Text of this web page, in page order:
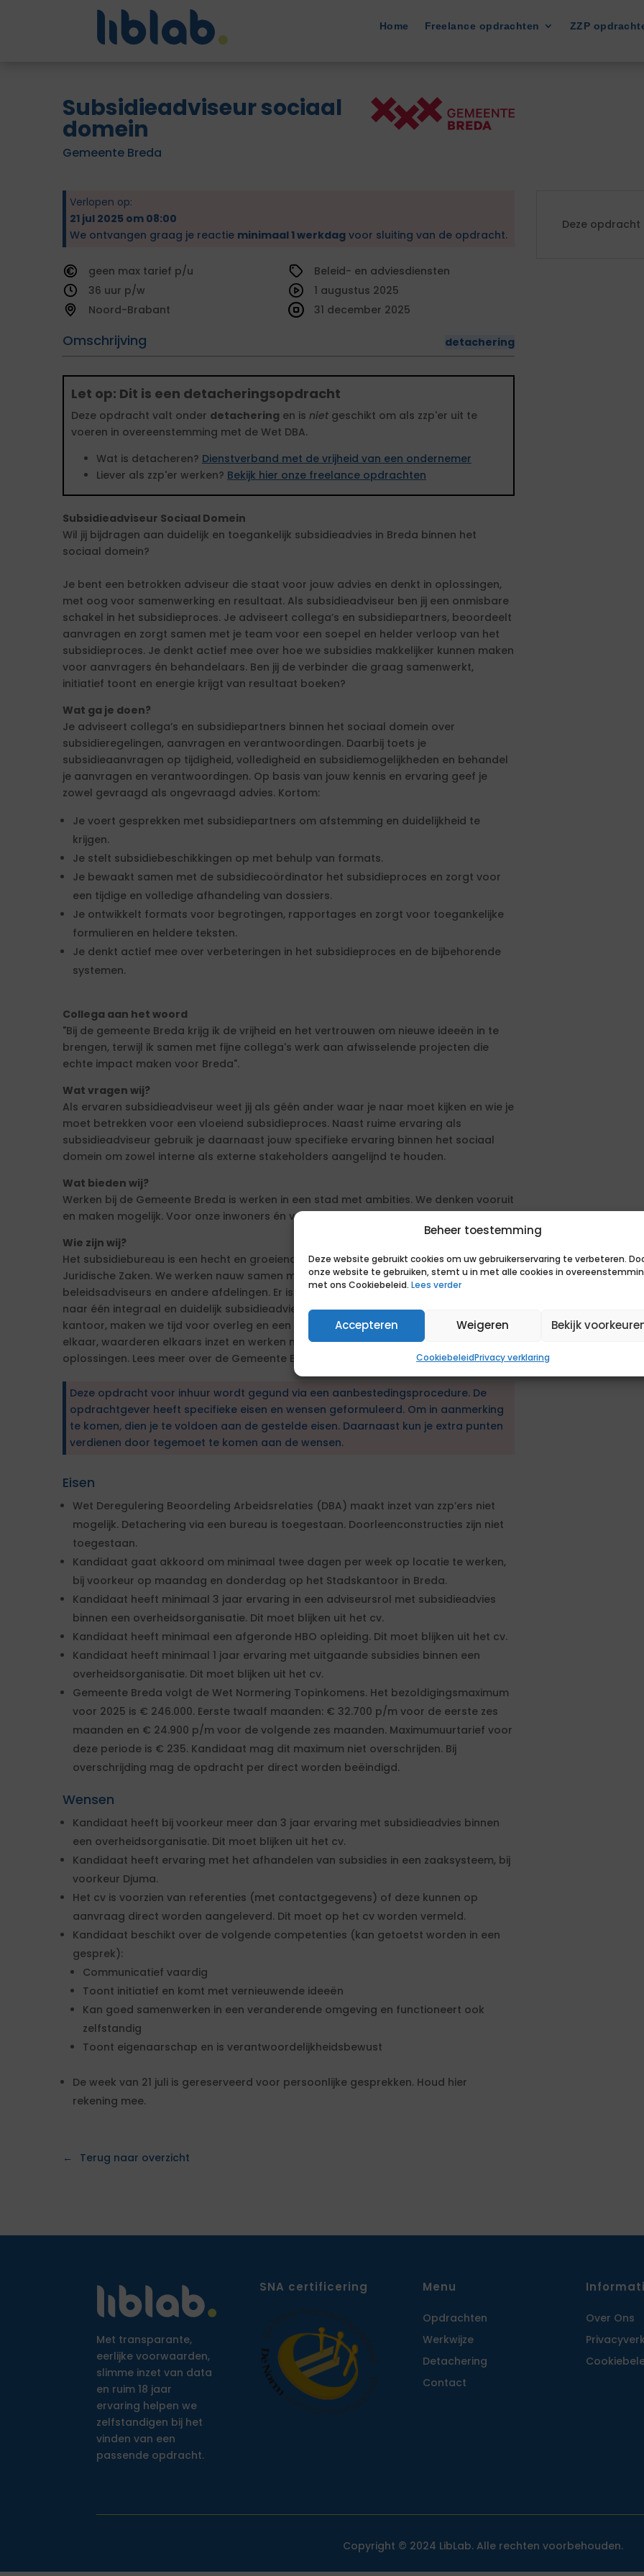
Beheer toestemming
Deze website gebruikt cookies om uw gebruikerservaring te verbeteren.
onze website te gebruiken, stemt u in met alle cookies in
met ons Cookiebeleid. Lees verder
Accepteren Weigeren Bekijk
CookiebeleidPrivacy verklaring
Home Freelance opdrachten ZZP
Subsidieadviseur sociaal
domein
Gemeente Breda
Verlopen op:
21 jul 2025 om 08:00
We ontvangen graag je reactie minimaal 1 werkdag voor sluiting van de opdracht.
geen
tarief
36
Noord-Brabant
Beleid- en adviesdiensten
Omschrijving detachering
1 augustus 2025
31 december 2025
Let op: Dit is een detacheringsopdracht
Deze opdracht valt onder detachering en is niet geschikt om als zzp'er uit te
voeren in overeenstemming met de Wet DBA.
Wat is detacheren? Dienstverband met de vrijheid van een ondernemer
Liever als zzp'er werken? Bekijk hier onze freelance opdrachten
Subsidieadviseur Sociaal Domein
Wil jij bijdragen aan duidelijk en toegankelijk subsidieadvies in Breda binnen het
sociaal domein?
Je bent een betrokken adviseur die staat voor jouw advies en denkt in oplossingen,
met oog voor samenwerking en resultaat. Als subsidieadviseur ben jij een onmisbare
schakel in het subsidieproces. Je adviseert collega’s en subsidiepartners, beoordeelt
aanvragen en zorgt samen met je team voor een soepel en helder verloop van het
subsidieproces. Je denkt actief mee over hoe we subsidies makkelijker kunnen maken
voor aanvragers én behandelaars. Ben jij de verbinder die graag samenwerkt,
initiatief toont en energie krijgt van resultaat boeken?
Wat ga je doen?
Je adviseert collega’s en subsidiepartners binnen het sociaal domein over
subsidieregelingen, aanvragen en verantwoordingen. Daarbij toets je
subsidieaanvragen op tijdigheid, volledigheid en subsidiemogelijkheden en behandel
je aanvragen en verantwoordingen. Op basis van jouw kennis en ervaring geef je
zowel gevraagd als ongevraagd advies. Kortom:
Je voert gesprekken met subsidiepartners om afstemming en duidelijkheid te
krijgen.
Je stelt subsidiebeschikkingen op met behulp van formats.
Je bewaakt samen met de subsidiecoördinator het subsidieproces en zorgt voor
een tijdige en volledige afhandeling van dossiers.
Je ontwikkelt formats voor begrotingen, rapportages en zorgt voor toegankelijke
formulieren en heldere teksten.
Je denkt actief mee over verbeteringen in het subsidieproces en de bijbehorende
systemen.
Collega aan het woord
"Bij de gemeente Breda krijg ik de vrijheid en het vertrouwen om nieuwe ideeën in te
brengen, terwijl ik samen met fijne collega's werk aan afwisselende projecten die
echte impact maken voor Breda".
Wat vragen wij?
Als ervaren subsidieadviseur weet jij als géén ander waar je naar moet kijken en wie je
moet betrekken voor een vloeiend subsidieproces. Naast ruime ervaring als
subsidieadviseur gebruik je daarnaast jouw specifieke ervaring binnen het sociaal
domein om zowel interne als externe stakeholders aangelijnd te houden.
Wat bieden wij?
Werken bij de Gemeente Breda is werken in een stad met ambities. We denken vooruit
en maken mogelijk. Voor onze inwoners én voor onze medewerkers.
Wie zijn wij?
Het subsidiebureau is een hecht en groeiend team binnen Financiën, Inkoop en
Juridische Zaken. We werken nauw samen met subsidieadviseurs, beoordelaars,
beleidsadviseurs en andere afdelingen. Er is ruimte voor jouw ideeën en we streven
naar één integraal en duidelijk subsidieadvies. Op maandag en donderdag zijn we op
kantoor, maken we tijd voor overleg en een gezamenlijke wandeling. We helpen
elkaar, waarderen elkaars inzet en werken met humor én scherpte samen aan
oplossingen. Lees meer over de Gemeente Breda
Deze opdracht voor inhuur wordt gegund via een aanbestedingsprocedure. De
opdrachtgever heeft specifieke eisen en wensen geformuleerd. Om in aanmerking
te komen, dien je te voldoen aan de gestelde eisen. Daarnaast kun je extra punten
verdienen door tegemoet te komen aan de wensen.
Eisen
Wet Deregulering Beoordeling Arbeidsrelaties (DBA) maakt inzet van zzp’ers niet
mogelijk. Detachering via een bureau is toegestaan. Doorleenconstructies zijn niet
toegestaan.
Kandidaat gaat akkoord om minimaal twee dagen per week op locatie te werken,
bij voorkeur op maandag en donderdag op het Stadskantoor in Breda.
Kandidaat heeft minimaal 3 jaar ervaring in een adviseursrol met subsidieadvies
binnen een overheidsorganisatie. Dit moet blijken uit het cv.
Kandidaat heeft minimaal een afgeronde HBO opleiding. Dit moet blijken uit het cv.
Kandidaat heeft minimaal 1 jaar ervaring met uitgaande subsidies binnen een
overheidsorganisatie. Dit moet blijken uit het cv.
Gemeente Breda volgt de Wet Normering Topinkomens. Het bezoldigingsmaximum
voor 2025 is € 246.000. Eerste twaalf maanden: € 32.700 p/m voor de eerste zes
maanden en € 24.900 p/m voor de volgende zes maanden. Maximumuurtarief voor
deze periode is € 235. Kandidaat mag dit maximum niet overschrijden. Bij
overschrijding mag de opdracht per direct worden beëindigd.
Wensen
Kandidaat heeft bij voorkeur meer dan 3 jaar ervaring met subsidieadvies binnen
een overheidsorganisatie. Dit moet blijken uit het cv.
Kandidaat heeft ervaring met het afhandelen van subsidies in een zaaksysteem, bij
voorkeur Djuma.
Het cv is voorzien van referenties (met contactgegevens) of deze kunnen op
aanvraag direct worden aangeleverd. Dit moet op het cv worden vermeld.
Kandidaat beschikt over de volgende competenties (kan getoetst worden in een
gesprek):
Communicatief vaardig
Toont initiatief en komt met vernieuwende ideeën
Kan goed samenwerken in een veranderende omgeving en functioneert ook
zelfstandig
Toont eigenaarschap en is verantwoordelijkheidsbewust
De week van 21 juli is gereserveerd voor persoonlijke gesprekken. Houd hier
rekening mee.
Deze opdracht
Terug naar overzicht
Met transparante,
eerlijke voorwaarden,
slimme inzet van data
en ruim 18 jaar
ervaring helpen we
zelfstandigen bij het
vinden van een
passende opdracht.
SNA certificering Menu
Opdrachten
Werkwijze
Detachering
Contact
Over Ons
Copyright © 2024 LibLab. Alle rechten voorbehouden.